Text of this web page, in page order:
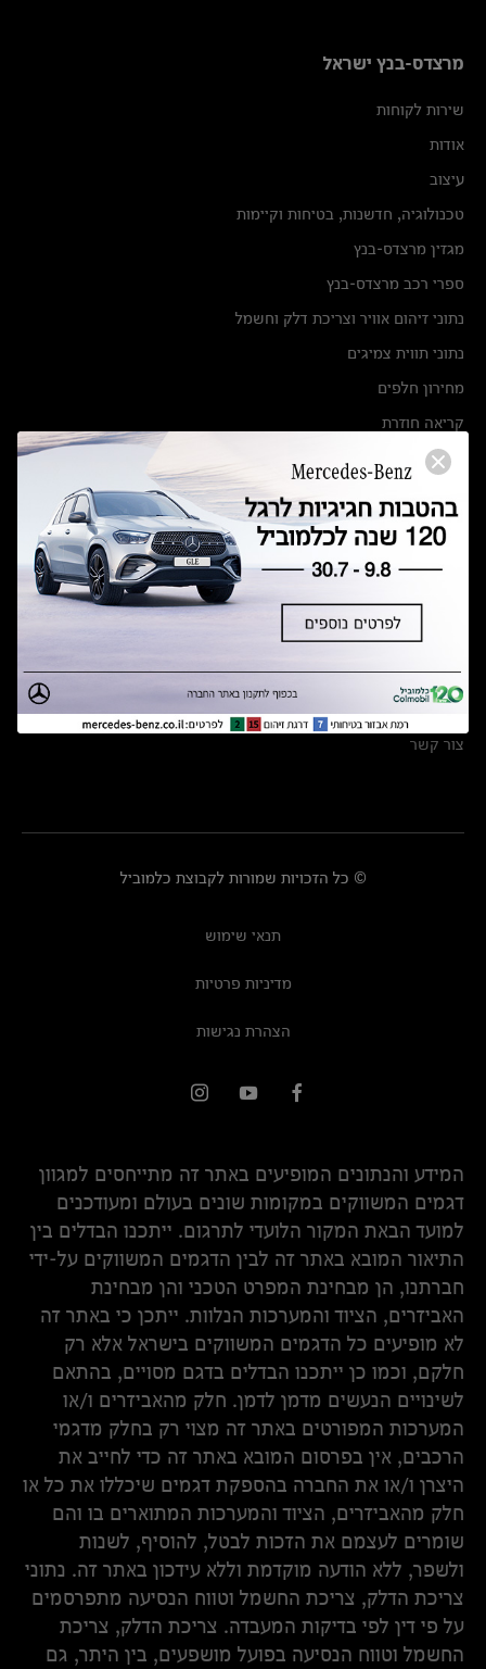
מרצדס-בנץ ישראל
שירות לקוחות
אודות
עיצוב
טכנולוגיה, חדשנות, בטיחות וקיימות
מגזין מרצדס-בנץ
ספרי רכב מרצדס-בנץ
נתוני זיהום אוויר וצריכת דלק וחשמל
נתוני תווית צמיגים
מחירון חלפים
קריאה חוזרת
הודעה על הטבות לרכבי מרצדס בהסדר פשרה בתצ 56447-02-19
תקנון ימי מכירות 120 לכלמוביל
מצאו אותנו
אולמות תצוגה
מרכזי שירות
צור קשר
© כל הזכויות שמורות לקבוצת כלמוביל
תנאי שימוש
מדיניות פרטיות
הצהרת נגישות
המידע והנתונים המופיעים באתר זה מתייחסים למגוון
דגמים המשווקים במקומות שונים בעולם ומעודכנים
למועד הבאת המקור הלועדי לתרגום. ייתכנו הבדלים בין
התיאור המובא באתר זה לבין הדגמים המשווקים על-ידי
חברתנו, הן מבחינת המפרט הטכני והן מבחינת
האביזרים, הציוד והמערכות הנלוות. ייתכן כי באתר זה
לא מופיעים כל הדגמים המשווקים בישראל אלא רק
חלקם, וכמו כן ייתכנו הבדלים בדגם מסויים, בהתאם
לשינויים הנעשים מדמן לדמן. חלק מהאביזרים ו/או
המערכות המפורטים באתר זה מצוי רק בחלק מדגמי
הרכבים, אין בפרסום המובא באתר זה כדי לחייב את
היצרן ו/או את החברה בהספקת דגמים שיכללו את כל או
חלק מהאביזרים, הציוד והמערכות המתוארים בו והם
שומרים לעצמם את הזכות לבטל, להוסיף, לשנות
ולשפר, ללא הודעה מוקדמת וללא עידכון באתר זה. נתוני
צריכת הדלק, צריכת החשמל וטווח הנסיעה מתפרסמים
על פי דין לפי בדיקות המעבדה. צריכת הדלק, צריכת
החשמל וטווח הנסיעה בפועל מושפעים, בין היתר, גם